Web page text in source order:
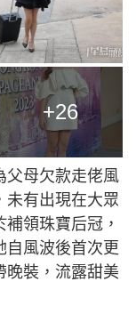
+26
父母欠款走佬風
未有出現在大眾
領珠寶后冠，
自風波後首次更
晚裝，流露甜美